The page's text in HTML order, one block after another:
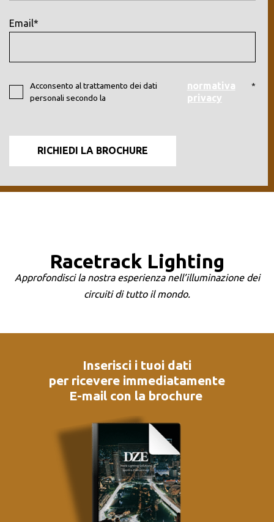
Email*
Acconsento al trattamento dei dati
personali secondo la
normativa
privacy
*
Racetrack Lighting
Approfondisci la nostra esperienza nell’illuminazione dei
circuiti di tutto il mondo.
Inserisci i tuoi dati
per ricevere immediatamente
E-mail con la brochure